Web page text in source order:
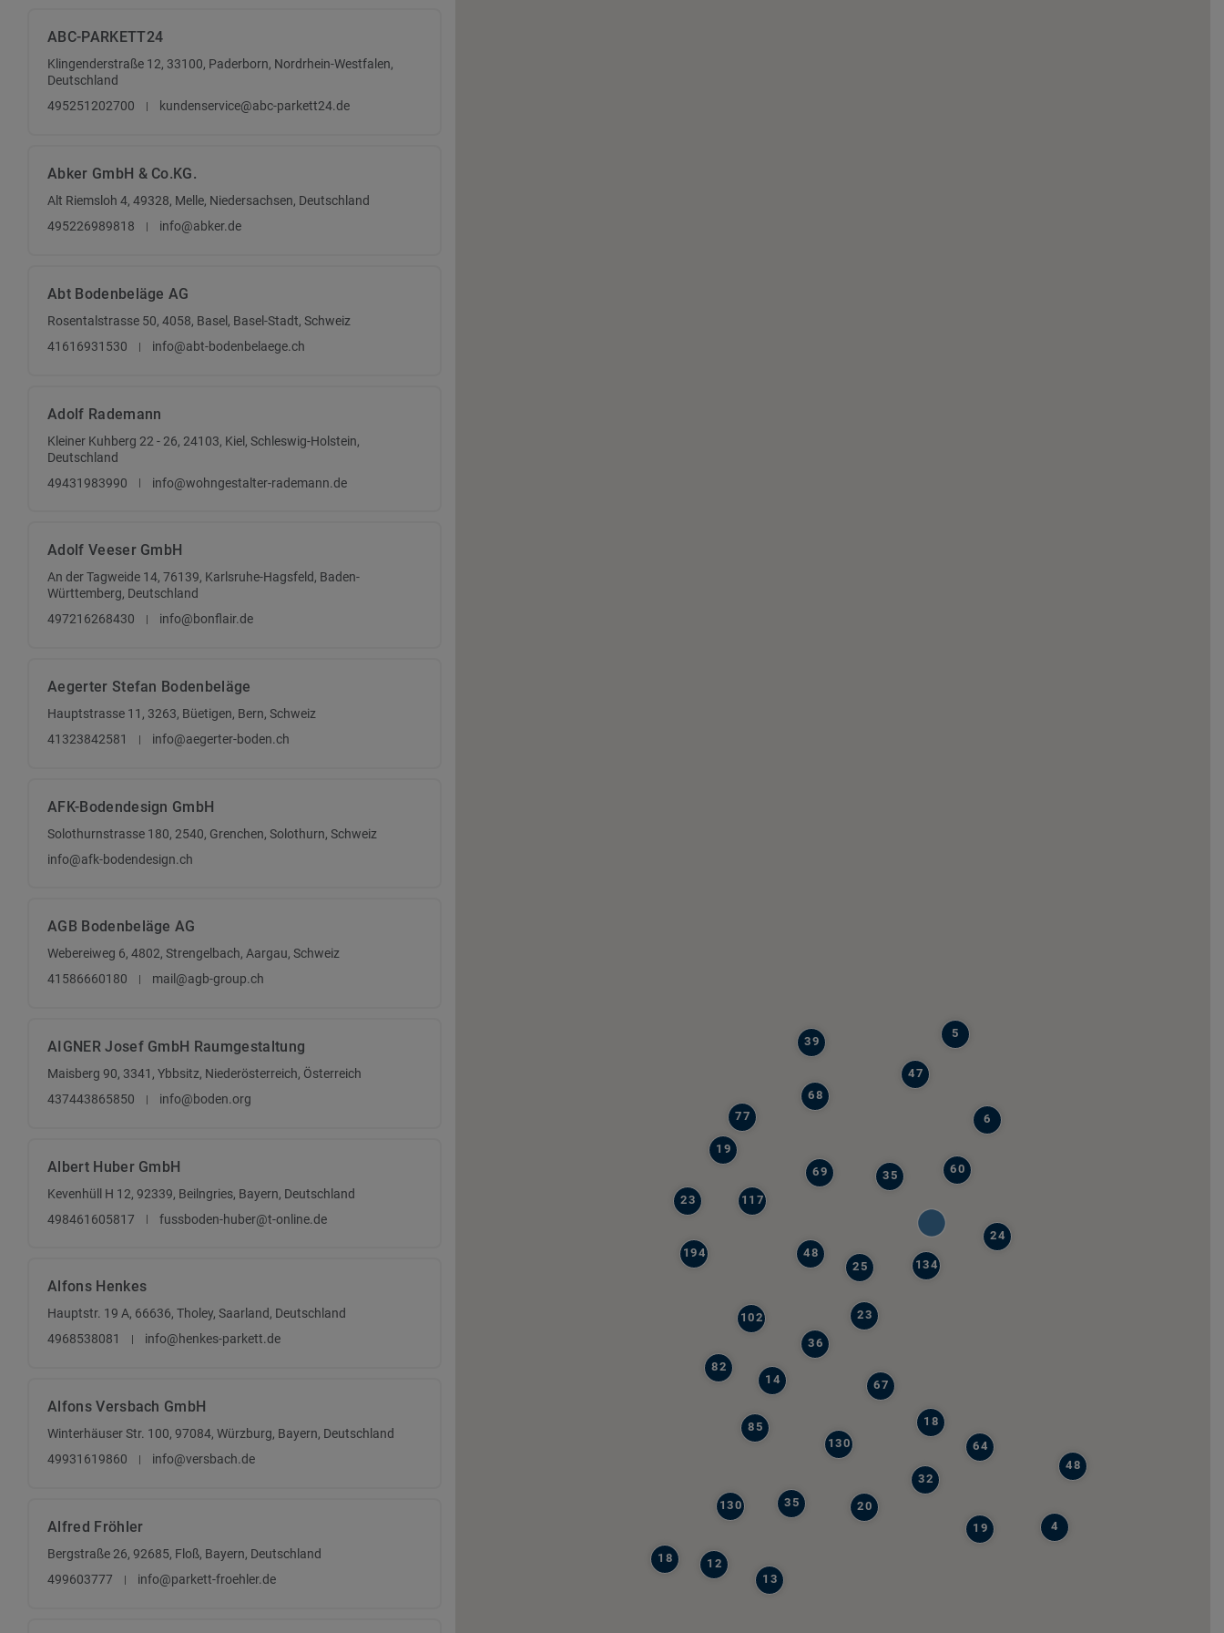
ABC-PARKETT24
Klingenderstraße 12, 33100, Paderborn, Nordrhein-Westfalen,
Deutschland
495251202700
kundenservice@abc-parkett24.de
Abker GmbH & Co.KG.
Alt Riemsloh 4, 49328, Melle, Niedersachsen, Deutschland
495226989818
info@abker.de
Abt Bodenbeläge AG
Rosentalstrasse 50, 4058, Basel, Basel-Stadt, Schweiz
41616931530
info@abt-bodenbelaege.ch
Adolf Rademann
Kleiner Kuhberg 22 - 26, 24103, Kiel, Schleswig-Holstein,
Deutschland
49431983990
info@wohngestalter-rademann.de
Adolf Veeser GmbH
An der Tagweide 14, 76139, Karlsruhe-Hagsfeld, Baden-
Württemberg, Deutschland
497216268430
info@bonflair.de
Aegerter Stefan Bodenbeläge
Hauptstrasse 11, 3263, Büetigen, Bern, Schweiz
41323842581
info@aegerter-boden.ch
AFK-Bodendesign GmbH
Solothurnstrasse 180, 2540, Grenchen, Solothurn, Schweiz
info@afk-bodendesign.ch
AGB Bodenbeläge AG
Webereiweg 6, 4802, Strengelbach, Aargau, Schweiz
41586660180
mail@agb-group.ch
AIGNER Josef GmbH Raumgestaltung
Maisberg 90, 3341, Ybbsitz, Niederösterreich, Österreich
437443865850
info@boden.org
Albert Huber GmbH
Kevenhüll H 12, 92339, Beilngries, Bayern, Deutschland
498461605817
fussboden-huber@t-online.de
Alfons Henkes
Hauptstr. 19 A, 66636, Tholey, Saarland, Deutschland
4968538081
info@henkes-parkett.de
Alfons Versbach GmbH
Winterhäuser Str. 100, 97084, Würzburg, Bayern, Deutschland
49931619860
info@versbach.de
Alfred Fröhler
Bergstraße 26, 92685, Floß, Bayern, Deutschland
499603777
info@parkett-froehler.de
48
85
194
77
117
130
39
64
67
82
36
130
69
134
23
68
35
35
102
19
23
47
19
48
14
60
12
18
32
13
20
24
6
25
5
4
18